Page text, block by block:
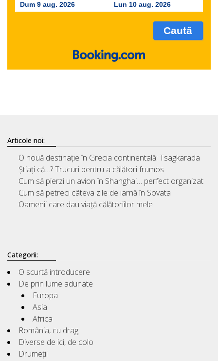
Dum 9 aug. 2026 Lun 10 aug. 2026
Articole noi:
O nouă destinație în Grecia continentală: Tsagkarada
Știați că…? Trucuri pentru a călători frumos
Cum să pierzi un avion în Shanghai… perfect organizat
Cum să petreci câteva zile de iarnă în Sovata
Oamenii care dau viață călătoriilor mele
Categorii:
O scurtă introducere
De prin lume adunate
Europa
Asia
Africa
România, cu drag
Diverse de ici, de colo
Drumeții